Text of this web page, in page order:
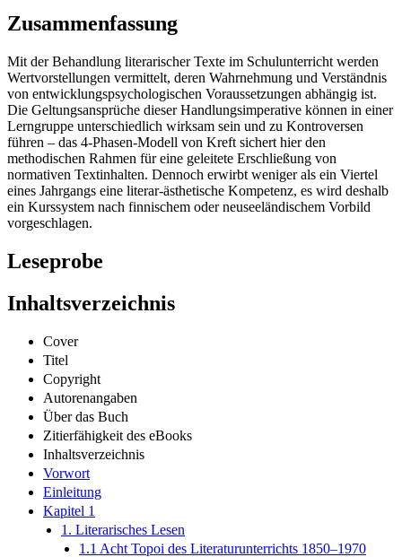
Zusammenfassung
Mit der Behandlung literarischer Texte im Schulunterricht werden
Wertvorstellungen vermittelt, deren Wahrnehmung und Verständnis
von entwicklungspsychologischen Voraussetzungen abhängig ist.
Die Geltungsansprüche dieser Handlungsimperative können in einer
Lerngruppe unterschiedlich wirksam sein und zu Kontroversen
führen – das 4-Phasen-Modell von Kreft sichert hier den
methodischen Rahmen für eine geleitete Erschließung von
normativen Textinhalten. Dennoch erwirbt weniger als ein Viertel
eines Jahrgangs eine literar-ästhetische Kompetenz, es wird deshalb
ein Kurssystem nach finnischem oder neuseeländischem Vorbild
vorgeschlagen.
Leseprobe
Inhaltsverzeichnis
Cover
Titel
Copyright
Autorenangaben
Über das Buch
Zitierfähigkeit des eBooks
Inhaltsverzeichnis
Vorwort
Einleitung
Kapitel 1
1. Literarisches Lesen
1.1 Acht Topoi des Literaturunterrichts 1850–1970